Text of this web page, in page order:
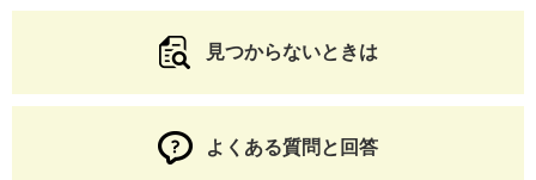
見つからないときは
よくある質問と回答